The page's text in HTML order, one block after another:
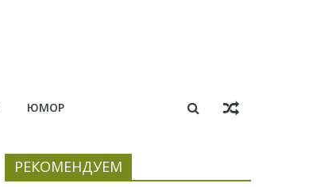
ЮМОР
РЕКОМЕНДУЕМ